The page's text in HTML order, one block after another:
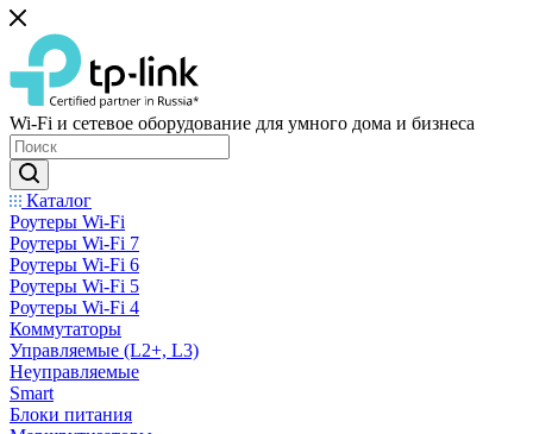
Wi-Fi и сетевое оборудование для умного дома и бизнеса
Каталог
Роутеры Wi-Fi
Роутеры Wi-Fi 7
Роутеры Wi-Fi 6
Роутеры Wi-Fi 5
Роутеры Wi-Fi 4
Коммутаторы
Управляемые (L2+, L3)
Неуправляемые
Smart
Блоки питания